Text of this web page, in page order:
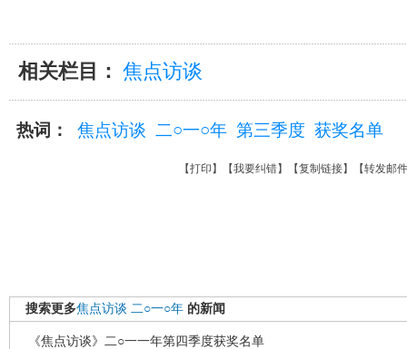
相关栏目： 焦点访谈
热词： 焦点访谈 二○一○年 第三季度 获奖名单
【打印 】【我要纠错】【复制链接】【转发邮件
搜索更多焦点访谈 二○一○年 的新闻
《焦点访谈》二○一一年第四季度获奖名单